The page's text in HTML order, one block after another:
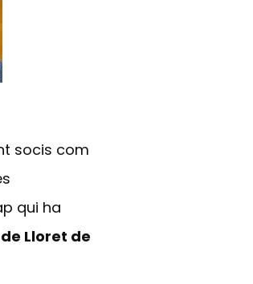
socis com
qui ha
Lloret de